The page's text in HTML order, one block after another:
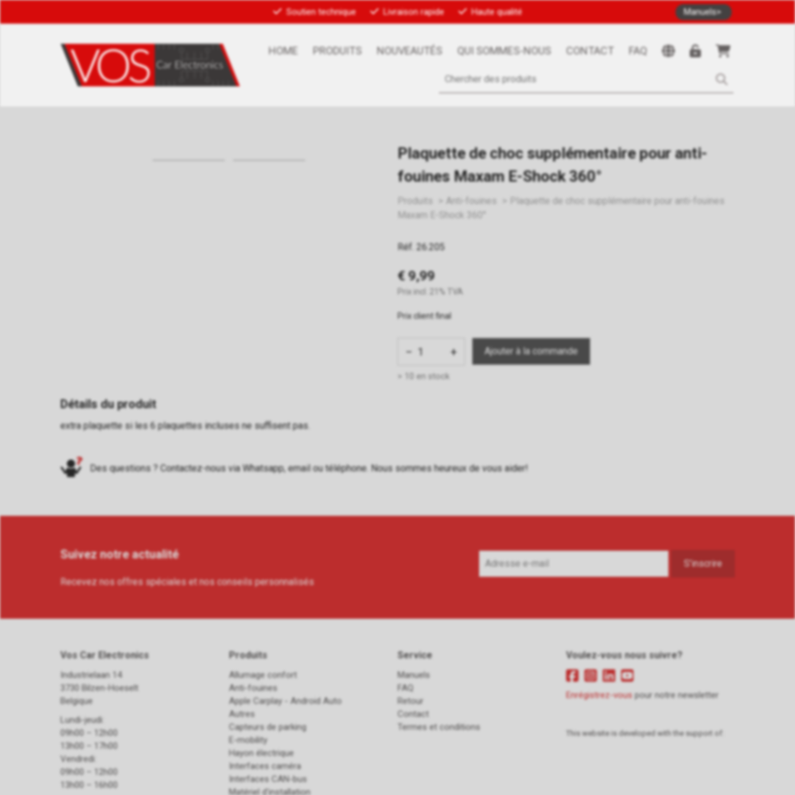
Soutien technique Livraison rapide Haute qualité Manuels
HOME PRODUITS NOUVEAUTÉS QUI SOMMES-NOUS CONTACT FAQ
Plaquette de choc supplémentaire pour anti-
fouines Maxam E-Shock 360°
Produits Anti-fouines
Plaquette de choc supplémentaire pour anti-fouines
Maxam E-Shock 360°
Réf. 26.205
€ 9,99
Prix incl. 21% TVA
Prix client final
− +
> 10 en stock
Détails du produit
extra plaquette si les 6 plaquettes incluses ne suffisent pas.
Des questions ? Contactez-nous via Whatsapp,emailoutéléphone. Nous sommes heureux de vous aider!
Suivez notre actualité
Recevez nos offres spéciales et nos conseils personnalisés
Vos Car Electronics
Industrielaan 14
3730 Bilzen-Hoeselt
Belgique
Lundi-jeudi:
09h00 – 12h00
13h00 – 17h00
Vendredi:
09h00 – 12h00
13h00 – 16h00
Produits
Allumage confort
Anti-fouines
Apple Carplay - Android Auto
Autres
Capteurs de parking
E-mobility
Hayon électrique
Interfaces caméra
Interfaces CAN-bus
Matériel d'installation
Service
Manuels
FAQ
Retour
Contact
Termes et conditions
Voulez-vous nous suivre?
Enrégistrez-vouspour notre newsletter
This website is developed with the support of: